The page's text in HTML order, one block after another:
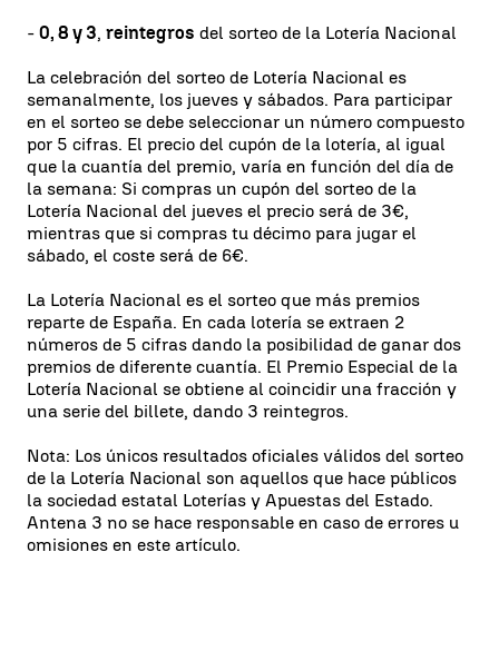
- 0, 8 y 3, reintegros del sorteo de la Lotería Nacional
La celebración del sorteo de Lotería Nacional es
semanalmente, los jueves y sábados. Para participar
en el sorteo se debe seleccionar un número compuesto
por 5 cifras. El precio del cupón de la lotería, al igual
que la cuantía del premio, varía en función del día de
la semana: Si compras un cupón del sorteo de la
Lotería Nacional del jueves el precio será de 3€,
mientras que si compras tu décimo para jugar el
sábado, el coste será de 6€.
La Lotería Nacional es el sorteo que más premios
reparte de España. En cada lotería se extraen 2
números de 5 cifras dando la posibilidad de ganar dos
premios de diferente cuantía. El Premio Especial de la
Lotería Nacional se obtiene al coincidir una fracción y
una serie del billete, dando 3 reintegros.
Nota: Los únicos resultados oficiales válidos del sorteo
de la Lotería Nacional son aquellos que hace públicos
la sociedad estatal Loterías y Apuestas del Estado.
Antena 3 no se hace responsable en caso de errores u
omisiones en este artículo.